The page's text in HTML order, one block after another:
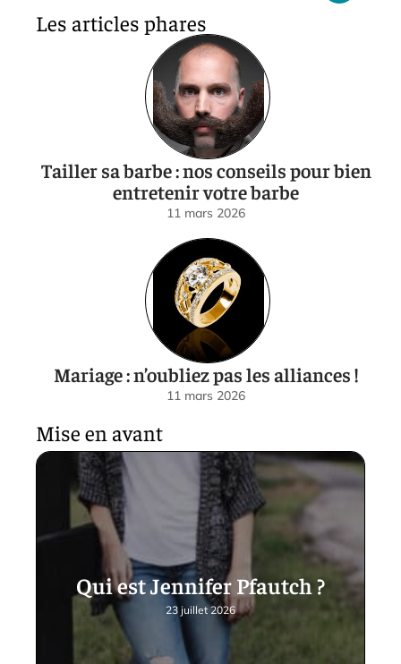
Les articles phares
Tailler sa barbe : nos conseils pour bien
entretenir votre barbe
11 mars 2026
Mariage : n’oubliez pas les alliances !
11 mars 2026
Mise en avant
Qui est Jennifer Pfautch ?
23 juillet 2026